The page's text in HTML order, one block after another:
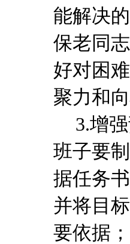
能解决
保老同
好对困
聚力和
3.增
班子要
据任务
并将目
要依据